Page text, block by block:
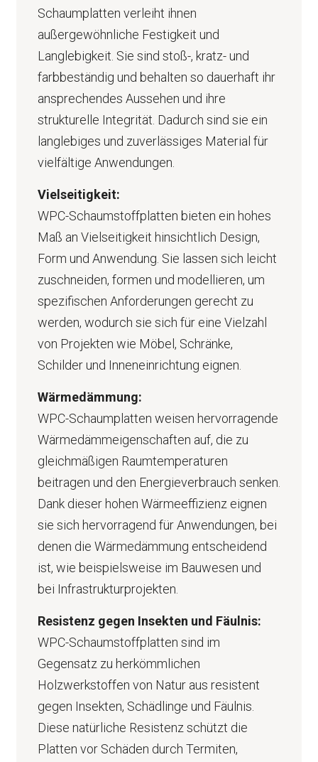
Schaumplatten verleiht ihnen
außergewöhnliche Festigkeit und
Langlebigkeit. Sie sind stoß-, kratz- und
farbbeständig und behalten so dauerhaft ihr
ansprechendes Aussehen und ihre
strukturelle Integrität. Dadurch sind sie ein
langlebiges und zuverlässiges Material für
vielfältige Anwendungen.
Vielseitigkeit:
WPC-Schaumstoffplatten bieten ein hohes
Maß an Vielseitigkeit hinsichtlich Design,
Form und Anwendung. Sie lassen sich leicht
zuschneiden, formen und modellieren, um
spezifischen Anforderungen gerecht zu
werden, wodurch sie sich für eine Vielzahl
von Projekten wie Möbel, Schränke,
Schilder und Inneneinrichtung eignen.
Wärmedämmung:
WPC-Schaumplatten weisen hervorragende
Wärmedämmeigenschaften auf, die zu
gleichmäßigen Raumtemperaturen
beitragen und den Energieverbrauch senken.
Dank dieser hohen Wärmeeffizienz eignen
sie sich hervorragend für Anwendungen, bei
denen die Wärmedämmung entscheidend
ist, wie beispielsweise im Bauwesen und
bei Infrastrukturprojekten.
Resistenz gegen Insekten und Fäulnis:
WPC-Schaumstoffplatten sind im
Gegensatz zu herkömmlichen
Holzwerkstoffen von Natur aus resistent
gegen Insekten, Schädlinge und Fäulnis.
Diese natürliche Resistenz schützt die
Platten vor Schäden durch Termiten,